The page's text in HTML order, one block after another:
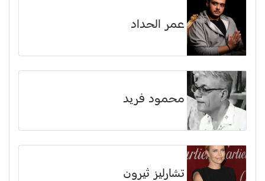
عمر الحداد
محمود فريد
تشارليز ثيرون